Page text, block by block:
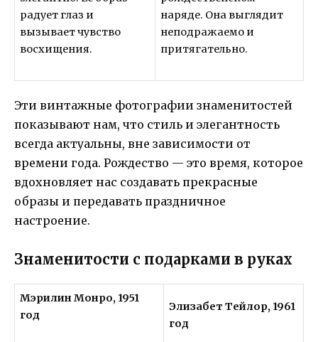
радует глаз и
вызывает чувство
восхищения.
наряде. Она выглядит
неподражаемо и
притягательно.
Эти винтажные фотографии знаменитостей
показывают нам, что стиль и элегантность
всегда актуальны, вне зависимости от
времени года. Рождество — это время, которое
вдохновляет нас создавать прекрасные
образы и передавать праздничное
настроение.
Знаменитости с подарками в руках
Мэрилин Монро, 1951
год
Элизабет Тейлор, 1961
год